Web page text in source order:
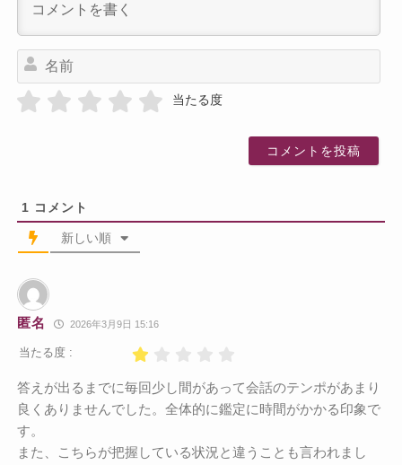
当たる度
1 コメント
新しい順
匿名 2026年3月9日 15:16
当たる度 :
答えが出るまでに毎回少し間があって会話のテンポがあまり
良くありませんでした。全体的に鑑定に時間がかかる印象で
す。
また、こちらが把握している状況と違うことも言われまし